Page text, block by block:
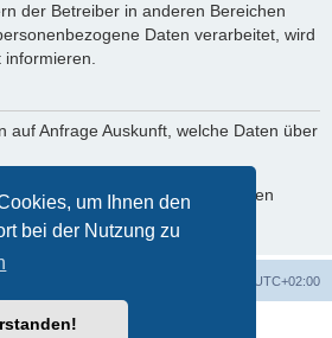
um Ihnen den
bei der Nutzung zu
der Betreiber in anderen Bereichen
Daten verarbeitet, wird
informieren.
auf Anfrage Auskunft, welche Daten über
bzw. Sperrung Ihrer Daten
hierzu bitte den Betreiber.
UTC+02:00
® Forum Software © phpBB Limited